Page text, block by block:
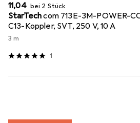
EUR
11,04 bei 2 Stück
StarTechcom 713E-3M-POWER-
C13-Koppler, SVT, 250 V, 10 A
3 m
1